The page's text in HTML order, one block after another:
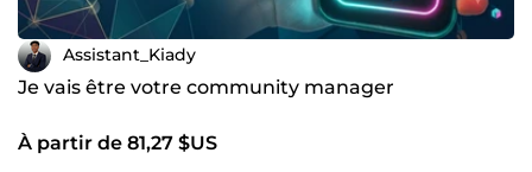
Assistant_Kiady
Je vais être votre community manager
À partir de 81,27 $US